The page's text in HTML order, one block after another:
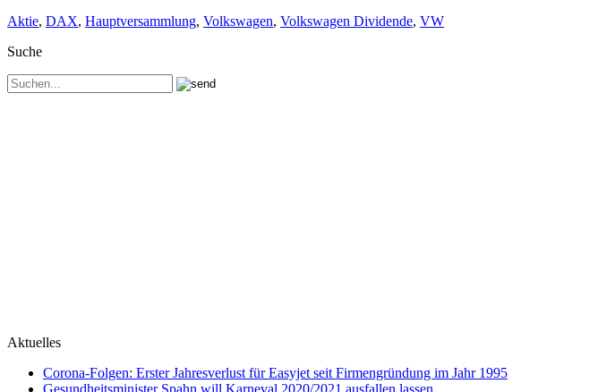
Aktie, DAX, Hauptversammlung, Volkswagen, Volkswagen Dividende, VW
Suche
Aktuelles
Corona-Folgen: Erster Jahresverlust für Easyjet seit Firmengründung im Jahr 1995